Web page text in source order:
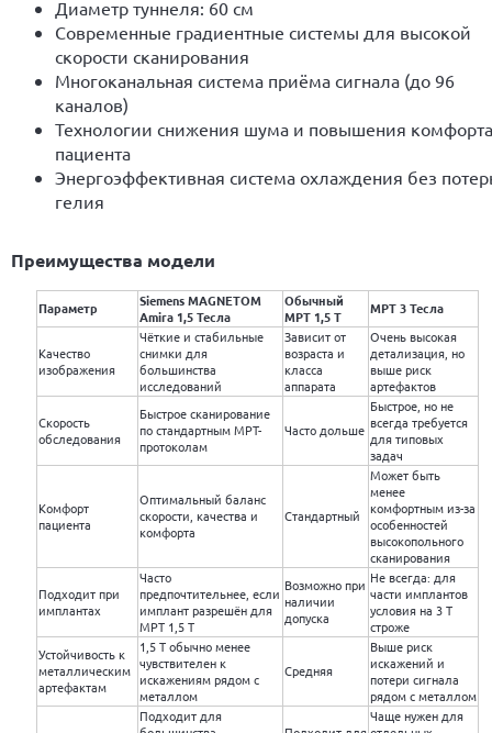
Диаметр туннеля: 60 см
Современные градиентные системы для высокой
скорости сканирования
Многоканальная система приёма сигнала (до 96
каналов)
Технологии снижения шума и повышения комфорта
пациента
Энергоэффективная система охлаждения без
гелия
Преимущества модели
Параметр
Siemens MAGNETOM
Amira 1,5 Тесла
Обычный
МРТ 1,5 Т
МРТ 3 Тесла
Качество
изображения
Чёткие и стабильные
снимки для
большинства
исследований
Зависит от
возраста и
класса
аппарата
Очень высокая
детализация, но
выше риск
артефактов
Скорость
обследования
Быстрое сканирование
по стандартным МРТ-
протоколам
Часто дольше
Быстрое, но не
всегда требуется
для типовых
задач
Комфорт
пациента
Оптимальный баланс
скорости, качества и
комфорта
Стандартный
Может быть
менее
комфортным из-за
особенностей
высокопольного
сканирования
Подходит при
имплантах
Часто
предпочтительнее, если
имплант разрешён для
МРТ 1,5 Т
Возможно при
наличии
допуска
Не всегда: для
части имплантов
условия на 3 Т
строже
Устойчивость к
металлическим
артефактам
1,5 Т обычно менее
чувствителен к
искажениям рядом с
металлом
Средняя
Выше риск
искажений и
потери сигнала
рядом с металлом
Подходит для
Чаще нужен для